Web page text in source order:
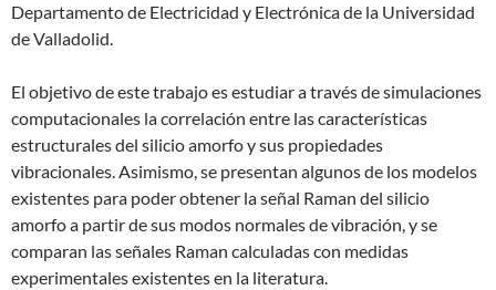
Departamento de Electricidad y Electrónica de la Universidad
de Valladolid.
El objetivo de este trabajo es estudiar a través de simulaciones
computacionales la correlación entre las características
estructurales del silicio amorfo y sus propiedades
vibracionales. Asimismo, se presentan algunos de los modelos
existentes para poder obtener la señal Raman del silicio
amorfo a partir de sus modos normales de vibración, y se
comparan las señales Raman calculadas con medidas
experimentales existentes en la literatura.